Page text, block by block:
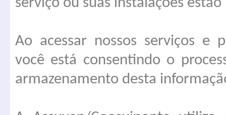
serviço ou suas instalações estão
Ao acessar nossos serviços e
você está consentindo o
armazenamento desta